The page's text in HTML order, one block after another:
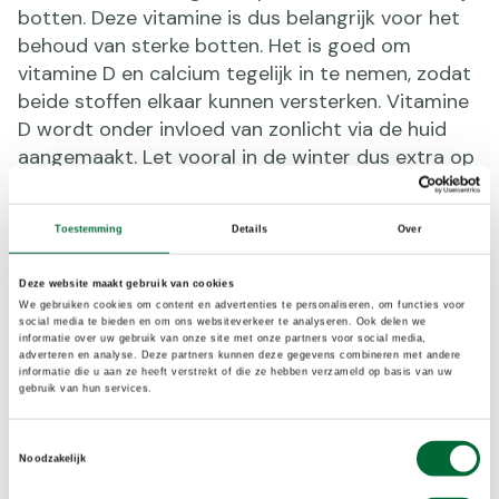
Toestemming Details Over
Deze website maakt gebruik van cookies
We gebruiken cookies om content en advertenties te personaliseren, om functies voor
social media te bieden en om ons websiteverkeer te analyseren. Ook delen we
informatie over uw gebruik van onze site met onze partners voor social media,
adverteren en analyse. Deze partners kunnen deze gegevens combineren met andere
informatie die u aan ze heeft verstrekt of die ze hebben verzameld op basis van uw
gebruik van hun services.
Noodzakelijk
botten. Deze vitamine is dus belangrijk voor het
behoud van sterke botten. Het is goed om
vitamine D en calcium tegelijk in te nemen, zodat
beide stoffen elkaar kunnen versterken. Vitamine
D wordt onder invloed van zonlicht via de huid
aangemaakt. Let vooral in de winter dus extra op
Gezondheidsraad adviseert vrouwen boven de 50
jaar om dagelijks 10 mcg vitamine D in te nemen.
advies om 20 mcg vitamine D per dag in te
nemen.
Wanneer heb je aanvulling
Vitaminen en mineralen haal je uit je voeding.